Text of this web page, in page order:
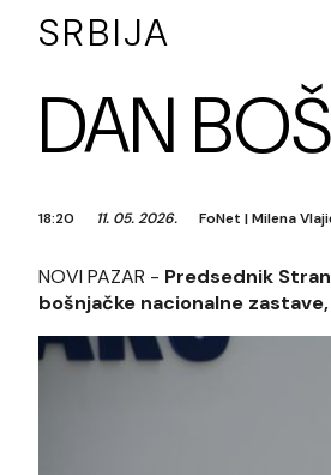
SRBIJA
DAN
18:20 11. 05. 2026. FoNet |Milena
NOVI PAZAR - Predsednik
bošnjačke nacionalne